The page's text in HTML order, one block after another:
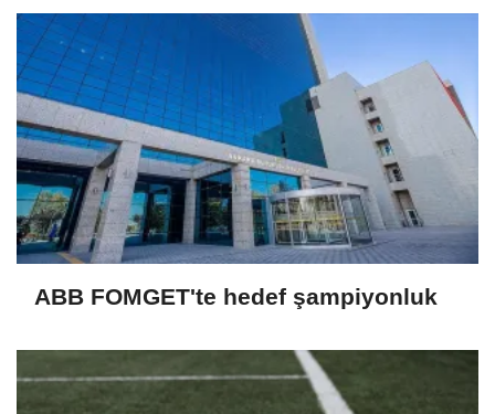
ABB FOMGET'te hedef şampiyonluk